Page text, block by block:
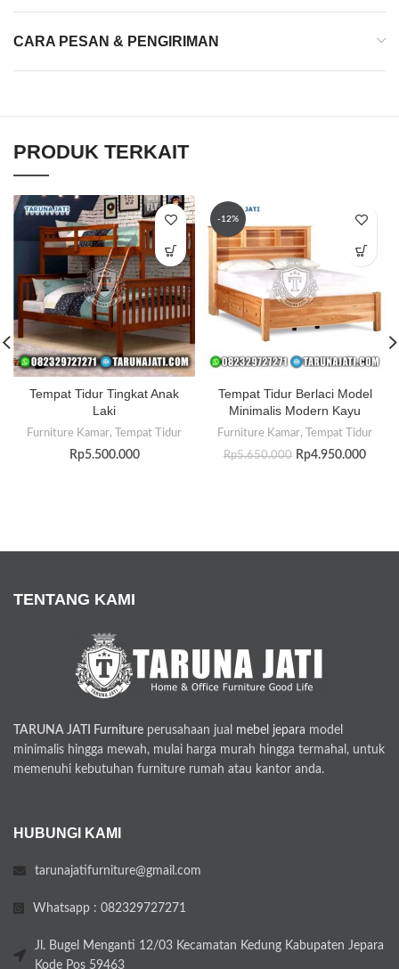
CARA PESAN & PENGIRIMAN
PRODUK TERKAIT
Tempat Tidur Tingkat Anak
Laki
Furniture Kamar,
Tempat Tidur
Rp5.500.000
-12%
Tempat Tidur Berlaci Model
Minimalis Modern Kayu
Furniture Kamar, Tempat Tidur
Rp5.650.000 Rp4.950.000
TENTANG KAMI
TARUNA JATI Furniture perusahaan jual mebel jepara model
minimalis hingga mewah, mulai harga murah hingga termahal, untuk
memenuhi kebutuhan furniture rumah atau kantor anda.
HUBUNGI KAMI
tarunajatifurniture@gmail.com
Whatsapp : 082329727271
Jl. Bugel Menganti 12/03 Kecamatan Kedung Kabupaten Jepara
Kode Pos 59463